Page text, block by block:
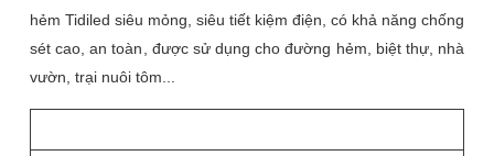
hẻm Tidiled siêu mỏng, siêu tiết kiệm điện, có khả năng chống
sét cao, an toàn, được sử dụng cho đường hẻm, biệt thự, nhà
vườn, trại nuôi tôm...